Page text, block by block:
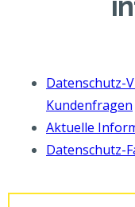
Datenschutz-
Kundenfragen
Aktuelle
Datenschutz-